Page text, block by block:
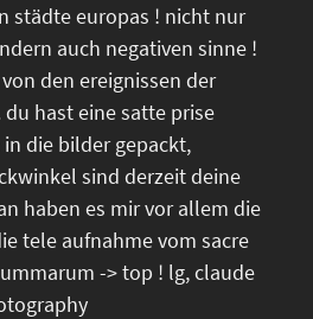
städte europas ! nicht nur
auch negativen sinne !
den ereignissen der
hast eine satte prise
die bilder gepackt,
sind derzeit deine
haben es mir vor allem die
tele aufnahme vom sacre
-> top ! lg, claude